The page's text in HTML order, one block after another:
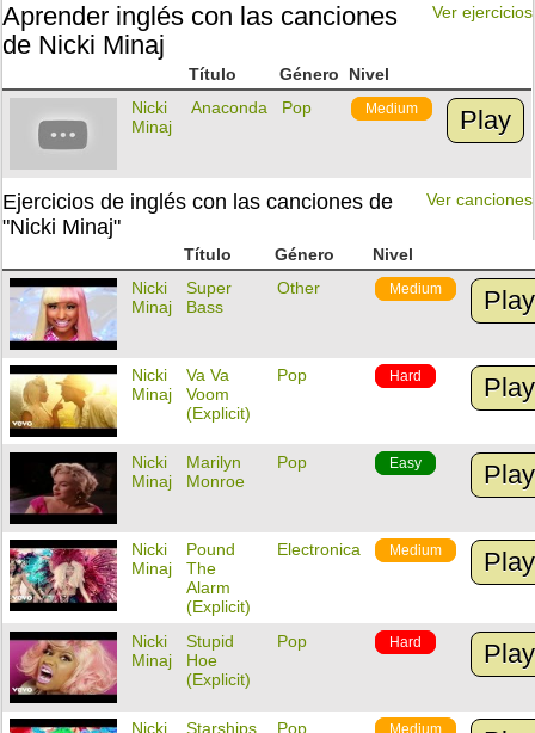
Ver ejercicios
Aprender inglés con las canciones
de Nicki Minaj
Título Género
Nivel
Nicki
Minaj
Anaconda Pop Medium Play
Ver canciones
Ejercicios de inglés con las canciones de
"Nicki Minaj"
Título Género
Nivel
Nicki
Minaj
Super
Bass
Other Medium Play
Nicki
Minaj
Va Va
Voom
(Explicit)
Pop Hard Play
Nicki
Minaj
Marilyn
Monroe
Pop Easy Play
Nicki
Minaj
Pound
The
Alarm
(Explicit)
Electronica Medium Play
Nicki
Minaj
Stupid
Hoe
(Explicit)
Pop Hard Play
Nicki Starships Pop Medium